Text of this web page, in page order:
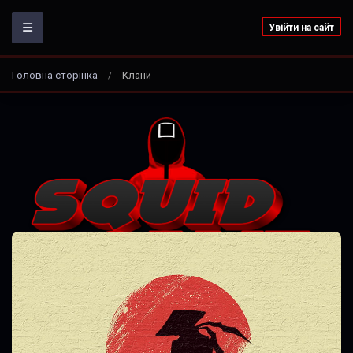
Увійти на сайт
Головна сторінка / Клани